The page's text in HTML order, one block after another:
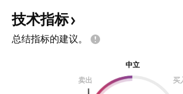
该会是正面增长 4.在财报里面股东
持有比例很高 且包含了本地基金的
加入 证明基金业看好这企业 长期投
资的话 我觉得在0.6附近可以收一
点，当成老人股，后期如果中国和巴
西扩展带来成长，会是不错的收股息
技术指标
总结指标的建议。
中立
卖出
买